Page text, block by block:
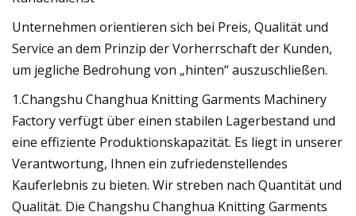
Unternehmen orientieren sich bei Preis, Qualität und
Service an dem Prinzip der Vorherrschaft der Kunden,
um jegliche Bedrohung von „hinten“ auszuschließen.
1.Changshu Changhua Knitting Garments Machinery
Factory verfügt über einen stabilen Lagerbestand und
eine effiziente Produktionskapazität. Es liegt in unserer
Verantwortung, Ihnen ein zufriedenstellendes
Kauferlebnis zu bieten. Wir streben nach Quantität und
Qualität. Die Changshu Changhua Knitting Garments